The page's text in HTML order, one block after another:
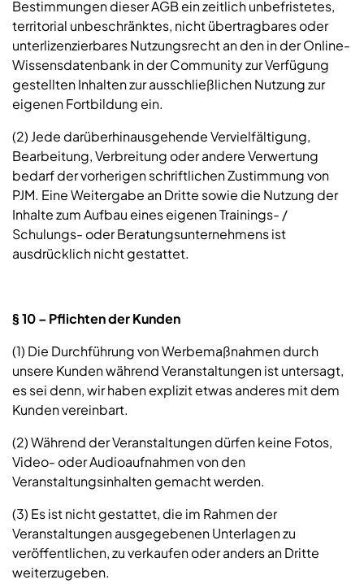
Bestimmungen dieser AGB ein zeitlich unbefristetes,
territorial unbeschränktes, nicht übertragbares oder
unterlizenzierbares Nutzungsrecht an den in der Online-
Wissensdatenbank in der Community zur Verfügung
gestellten Inhalten zur ausschließlichen Nutzung zur
eigenen Fortbildung ein.
(2) Jede darüberhinausgehende Vervielfältigung,
Bearbeitung, Verbreitung oder andere Verwertung
bedarf der vorherigen schriftlichen Zustimmung von
PJM. Eine Weitergabe an Dritte sowie die Nutzung der
Inhalte zum Aufbau eines eigenen Trainings- /
Schulungs- oder Beratungsunternehmens ist
ausdrücklich nicht gestattet.
§ 10 – Pflichten der Kunden
(1) Die Durchführung von Werbemaßnahmen durch
unsere Kunden während Veranstaltungen ist untersagt,
es sei denn, wir haben explizit etwas anderes mit dem
Kunden vereinbart.
(2) Während der Veranstaltungen dürfen keine Fotos,
Video- oder Audioaufnahmen von den
Veranstaltungsinhalten gemacht werden.
(3) Es ist nicht gestattet, die im Rahmen der
Veranstaltungen ausgegebenen Unterlagen zu
veröffentlichen, zu verkaufen oder anders an Dritte
weiterzugeben.